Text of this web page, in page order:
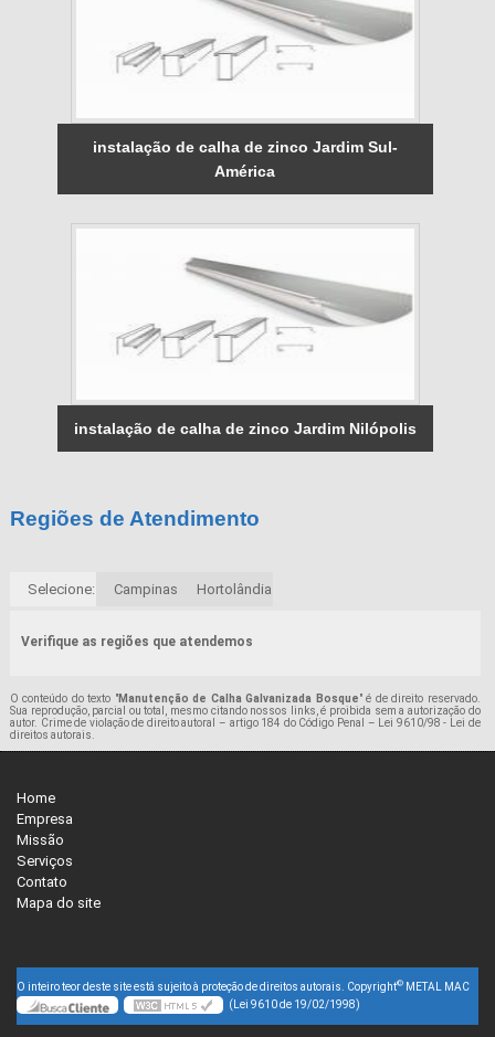
instalação de calha de zinco Jardim Sul-
América
instalação de calha de zinco Jardim Nilópolis
Regiões de Atendimento
Selecione: Campinas Hortolândia
Verifique as regiões que atendemos
O conteúdo do texto "Manutenção de Calha Galvanizada Bosque" é de direito reservado.
Sua reprodução, parcial ou total, mesmo citando nossos links, é proibida sem a autorização do
autor. Crime de violação de direito autoral – artigo 184 do Código Penal – Lei 9610/98 - Lei de
direitos autorais.
Home
Empresa
Missão
Serviços
Contato
Mapa do site
O inteiro teor deste site está sujeito à proteção de direitos autorais. Copyright© METAL MAC
(Lei 9610 de 19/02/1998)